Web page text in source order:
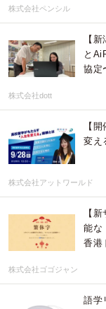
株式会社ペンシル
【
と
協定
株式会社dott
【
変え
株式会社アットワールド
【
能な
香港
株式会社ゴゴジャン
語学